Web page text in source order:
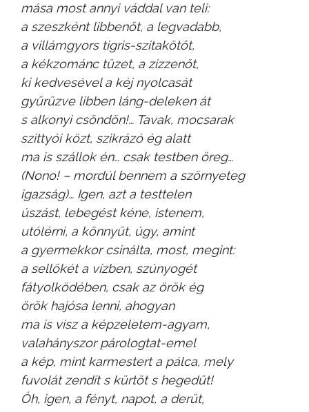
mása most annyi váddal van teli:
a szeszként libbenőt, a legvadabb,
a villámgyors tigris-szitakötőt,
a kékzománc tüzet, a zizzenőt,
ki kedvesével a kéj nyolcasát
gyűrűzve libben láng-deleken át
s alkonyi csöndön!… Tavak, mocsarak
szittyói közt, szikrázó ég alatt
ma is szállok én… csak testben öreg…
(Nono! – mordúl bennem a szörnyeteg
igazság)… Igen, azt a testtelen
úszást, lebegést kéne, istenem,
utólérni, a könnyűt, úgy, amint
a gyermekkor csinálta, most, megint:
a sellőkét a vízben, szúnyogét
fátyolködében, csak az örök ég
örök hajósa lenni, ahogyan
ma is visz a képzeletem-agyam,
valahányszor párologtat-emel
a kép, mint karmestert a pálca, mely
fuvolát zendít s kürtöt s hegedűt!
Óh, igen, a fényt, napot, a derűt,